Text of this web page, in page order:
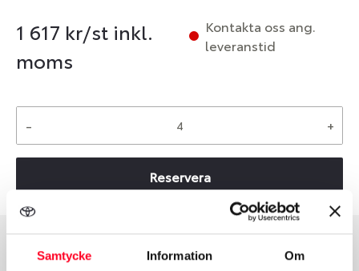
Samtycke Information Om
1 617 kr/st inkl.
moms
Kontakta oss ang.
leveranstid
- +
Reservera
Group Tum